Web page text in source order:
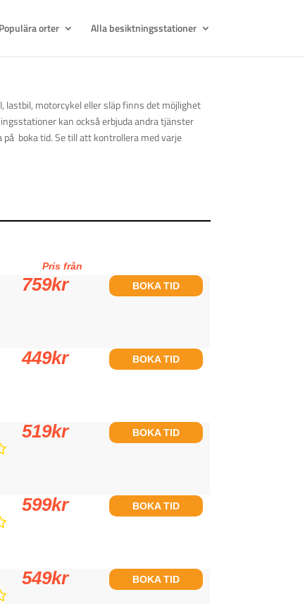
Populära orter Alla besiktningsstationer
lastbil, motorcykel eller släp finns det möjlighet
kan också erbjuda andra tjänster
boka tid. Se till att kontrollera med varje
Pris från
759kr BOKA TID
449kr BOKA TID
519kr BOKA TID
599kr BOKA TID
549kr BOKA TID